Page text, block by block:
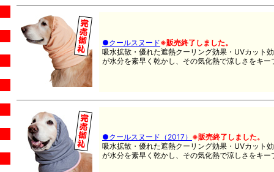
●クールスヌード※販売終了しました。
吸水拡散・優れた遮熱クーリング効果・UVカット
が水分を素早く乾かし、その気化熱で涼しさをキー
●クールスヌード（2017） ※販売終了しました。
吸水拡散・優れた遮熱クーリング効果・UVカット
が水分を素早く乾かし、その気化熱で涼しさをキー